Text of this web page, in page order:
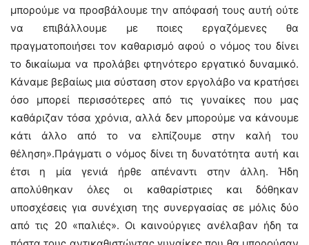
μπορούμε να προσβάλουμε την απόφασή τους αυτή ούτε
να επιβάλλουμε με ποιες εργαζόμενες θα
πραγματοποιήσει τον καθαρισμό αφού ο νόμος του δίνει
το δικαίωμα να προλάβει φτηνότερο εργατικό δυναμικό.
Κάναμε βεβαίως μια σύσταση στον εργολάβο να κρατήσει
όσο μπορεί περισσότερες από τις γυναίκες που μας
καθάριζαν τόσα χρόνια, αλλά δεν μπορούμε να κάνουμε
κάτι άλλο από το να ελπίζουμε στην καλή του
θέληση».Πράγματι ο νόμος δίνει τη δυνατότητα αυτή και
έτσι η μία γενιά ήρθε απέναντι στην άλλη. Ήδη
απολύθηκαν όλες οι καθαρίστριες και δόθηκαν
υποσχέσεις για συνέχιση της συνεργασίας σε μόλις δύο
από τις 20 «παλιές». Οι καινούργιες ανέλαβαν ήδη τα